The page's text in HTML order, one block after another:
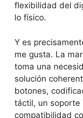
flexibilidad del
lo físico.
Y es
me gusta. La
toma una
solución
botones,
táctil, un soporte
compatibilidad